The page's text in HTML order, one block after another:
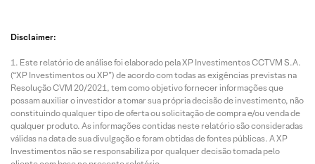
Disclaimer:
Este relatório de análise foi elaborado pela XP Investimentos CCTVM S.A.
(“XP Investimentos ou XP”) de acordo com todas as exigências previstas na
Resolução CVM 20/2021, tem como objetivo fornecer informações que
possam auxiliar o investidor a tomar sua própria decisão de investimento, não
constituindo qualquer tipo de oferta ou solicitação de compra e/ou venda de
qualquer produto. As informações contidas neste relatório são consideradas
válidas na data de sua divulgação e foram obtidas de fontes públicas. A XP
Investimentos não se responsabiliza por qualquer decisão tomada pelo